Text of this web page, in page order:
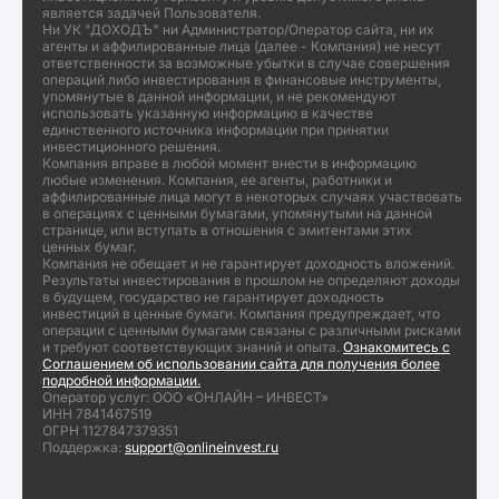
является задачей Пользователя.
Ни УК "ДОХОДЪ" ни Администратор/Оператор сайта, ни их
агенты и аффилированные лица (далее - Компания) не несут
ответственности за возможные убытки в случае совершения
операций либо инвестирования в финансовые инструменты,
упомянутые в данной информации, и не рекомендуют
использовать указанную информацию в качестве
единственного источника информации при принятии
инвестиционного решения.
Компания вправе в любой момент внести в информацию
любые изменения. Компания, ее агенты, работники и
аффилированные лица могут в некоторых случаях участвовать
в операциях с ценными бумагами, упомянутыми на данной
странице, или вступать в отношения с эмитентами этих
ценных бумаг.
Компания не обещает и не гарантирует доходность вложений.
Результаты инвестирования в прошлом не определяют доходы
в будущем, государство не гарантирует доходность
инвестиций в ценные бумаги. Компания предупреждает, что
операции с ценными бумагами связаны с различными рисками
и требуют соответствующих знаний и опыта. Ознакомитесь с
Соглашением об использовании сайта для получения более
подробной информации.
Оператор услуг: ООО «ОНЛАЙН – ИНВЕСТ»
ИНН 7841467519
ОГРН 1127847379351
Поддержка: support@onlineinvest.ru